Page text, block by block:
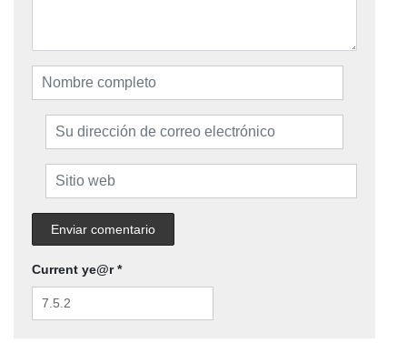
Current ye@r*